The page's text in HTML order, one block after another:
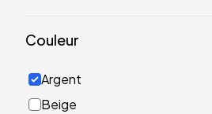
Couleur
Argent
Beige